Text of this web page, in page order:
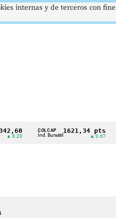
COLCAP
Índ. Bursátil
1621,34 pts
internas y de terceros con